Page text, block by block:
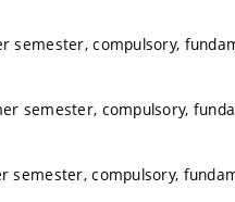
semester, compulsory,
semester, compulsory,
semester, compulsory,